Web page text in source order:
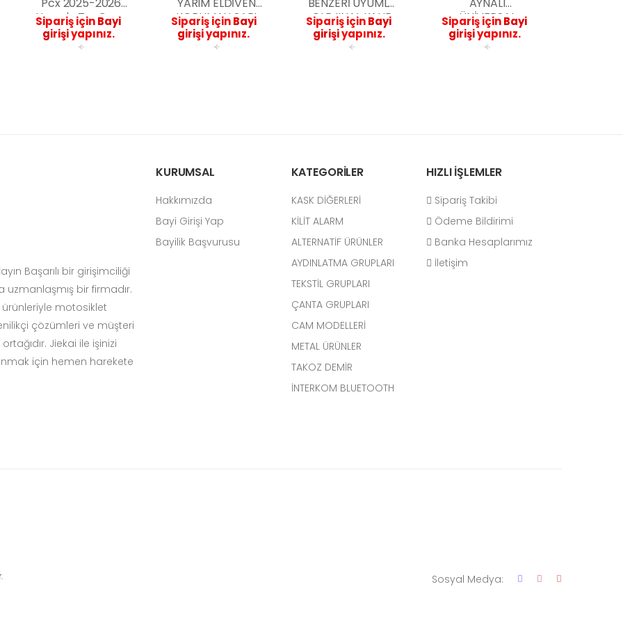
Uyumlu Tur Camı
(ŞEFFAF)
Sipariş içinBayi
girişiyapınız.
<
KORUMALI SARI
RENK
Sipariş içinBayi
girişiyapınız.
<
OLRJINAL KALIP
KONFOR SELE
Sipariş içinBayi
girişiyapınız.
<
ÜNİVERSAL
SCOOTER ÖN
CAM ŞEFFAF 35
Sipariş içinBayi
girişiyapınız.
<
Başarılı bir girişimciliği
uzmanlaşmış bir firmadır.
motosiklet
çözümleri ve müşteri
Jiekai ile işinizi
için hemen harekete
KURUMSAL
Hakkımızda
Bayi Girişi Yap
Bayilik Başvurusu
KATEGORİLER
KASK DİĞERLERİ
KİLİT ALARM
ALTERNATİF ÜRÜNLER
AYDINLATMA GRUPLARI
TEKSTİL GRUPLARI
ÇANTA GRUPLARI
CAM MODELLERİ
METAL ÜRÜNLER
TAKOZ DEMİR
İNTERKOM BLUETOOTH
HIZLI İŞLEMLER
Sipariş Takibi
Ödeme Bildirimi
Banka Hesaplarımız
İletişim
Sosyal Medya: